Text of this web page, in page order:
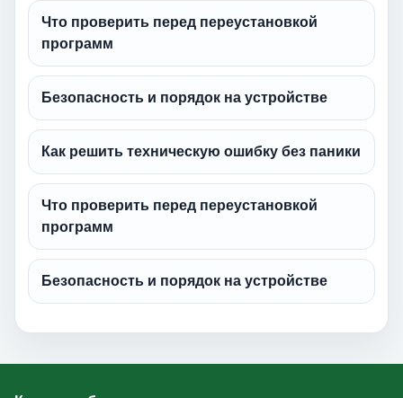
Что проверить перед переустановкой
программ
Безопасность и порядок на устройстве
Как решить техническую ошибку без паники
Что проверить перед переустановкой
программ
Безопасность и порядок на устройстве